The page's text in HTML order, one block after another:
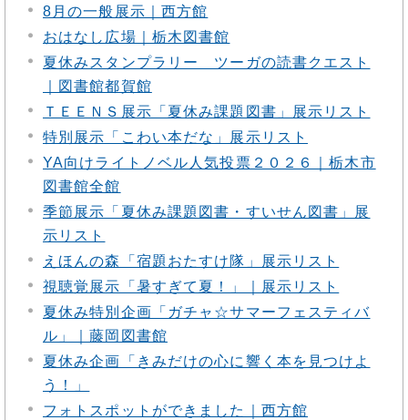
8月の一般展示｜西方館
おはなし広場｜栃木図書館
夏休みスタンプラリー ツーガの読書クエスト
｜図書館都賀館
ＴＥＥＮＳ展示「夏休み課題図書」展示リスト
特別展示「こわい本だな」展示リスト
YA向けライトノベル人気投票２０２６｜栃木市
図書館全館
季節展示「夏休み課題図書・すいせん図書」展
示リスト
えほんの森「宿題おたすけ隊」展示リスト
視聴覚展示「暑すぎて夏！」｜展示リスト
夏休み特別企画「ガチャ☆サマーフェスティバ
ル」｜藤岡図書館
夏休み企画「きみだけの心に響く本を見つけよ
う！」
フォトスポットができました｜西方館